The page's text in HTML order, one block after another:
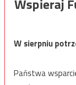
Wspieraj
W sierpniu
Państwa